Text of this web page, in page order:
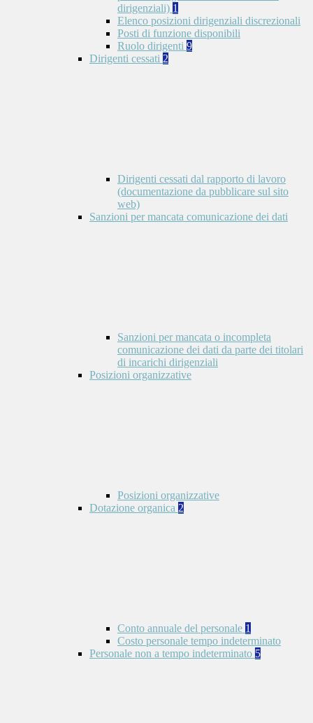
dirigenziali) 1
Elenco posizioni dirigenziali discrezionali
Posti di funzione disponibili
Ruolo dirigenti 9
Dirigenti cessati 2
Dirigenti cessati dal rapporto di lavoro
(documentazione da pubblicare sul sito
web)
Sanzioni per mancata comunicazione dei dati
Sanzioni per mancata o incompleta
comunicazione dei dati da parte dei titolari
di incarichi dirigenziali
Posizioni organizzative
Posizioni organizzative
Dotazione organica 2
Conto annuale del personale 1
Costo personale tempo indeterminato
Personale non a tempo indeterminato 5